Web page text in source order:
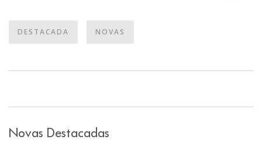
DESTACADA NOVAS
Novas Destacadas